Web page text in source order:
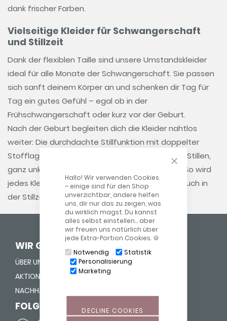
CLOSE
Hallo! Wir verwenden Cookies
– einige sind für den Shop
unverzichtbar, andere helfen
uns, dir nur das zu zeigen, was
du wirklich magst. Du kannst
alles selbst einstellen… aber
wir freuen uns natürlich über
jede Extra-Portion Cookies. 🍪
Notwendig
Statistik
Personalisierung
Marketing
DECLINE COOKIES
dank frischer Farben.
Vielseitige Kleider für Schwangerschaft
und Stillzeit
Dank der flexiblen Taille sind unsere Umstandskleider
ideal für alle Monate der Schwangerschaft. Sie passen
sich sanft deinem Körper an und schenken dir Tag für
Tag ein gutes Gefühl – egal ob in der
Frühschwangerschaft oder kurz vor der Geburt.
Nach der Geburt begleiten dich die Kleider nahtlos
weiter: Die durchdachte Stillfunktion mit doppelter
Stofflage im Brustbereich ermöglicht diskretes Stillen,
ganz unkompliziert – zu Hause wie unterwegs. So wird
jedes Kleid zum praktischen Stillkleid, das dich auch in
der Stillzeit zuverlässig unterstützt.
WIR GEBEN LEBEN HALT
ÜBER UNS
AKTION "NASE REIN"
NACHHALTIGKEIT
FOLGE UNS AUF